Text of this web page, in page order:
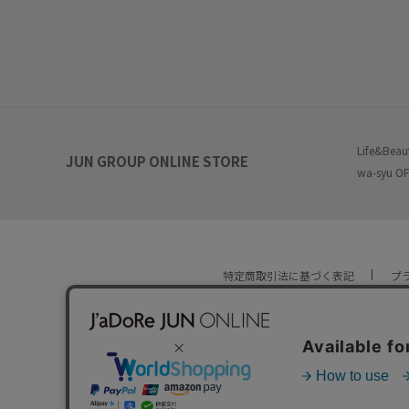
JUN GROUP ONLINE STORE
wa-syu
特定商取引法に基づく表記 プ